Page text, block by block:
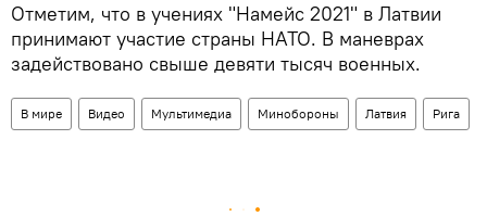
Отметим, что в учениях "Намейс 2021" в Латвии
принимают участие страны НАТО. В маневрах
задействовано свыше девяти тысяч военных.
В мире Видео Мультимедиа Минобороны Латвия Рига